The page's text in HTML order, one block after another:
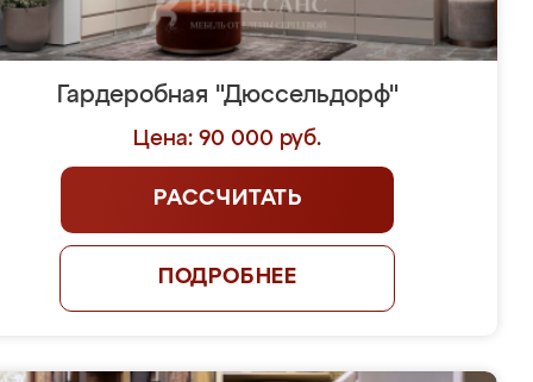
Гардеробная "Дюссельдорф"
Цена: 90 000 руб.
РАССЧИТАТЬ
ПОДРОБНЕЕ